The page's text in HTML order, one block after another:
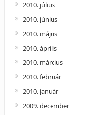
2010. július
2010. június
2010. május
2010. április
2010. március
2010. február
2010. január
2009. december